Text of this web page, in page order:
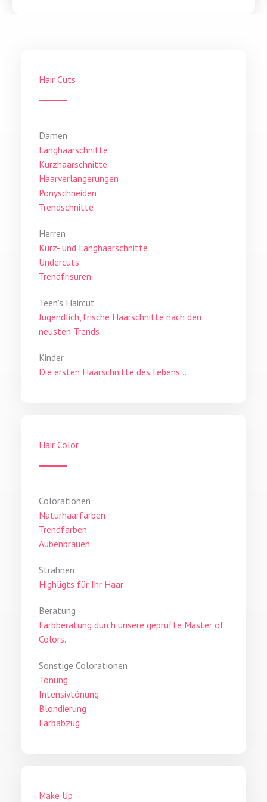
Hair Cuts
Damen
Langhaarschnitte
Kurzhaarschnitte
Haarverlängerungen
Ponyschneiden
Trendschnitte
Herren
Kurz- und Langhaarschnitte
Undercuts
Trendfrisuren
Teen's Haircut
Jugendlich, frische Haarschnitte nach den
neusten Trends
Kinder
Die ersten Haarschnitte des Lebens ...
Hair Color
Colorationen
Naturhaarfarben
Trendfarben
Aubenbrauen
Strähnen
Highligts für Ihr Haar
Beratung
Farbberatung durch unsere geprüfte Master of
Colors.
Sonstige Colorationen
Tönung
Intensivtönung
Blondierung
Farbabzug
Make Up